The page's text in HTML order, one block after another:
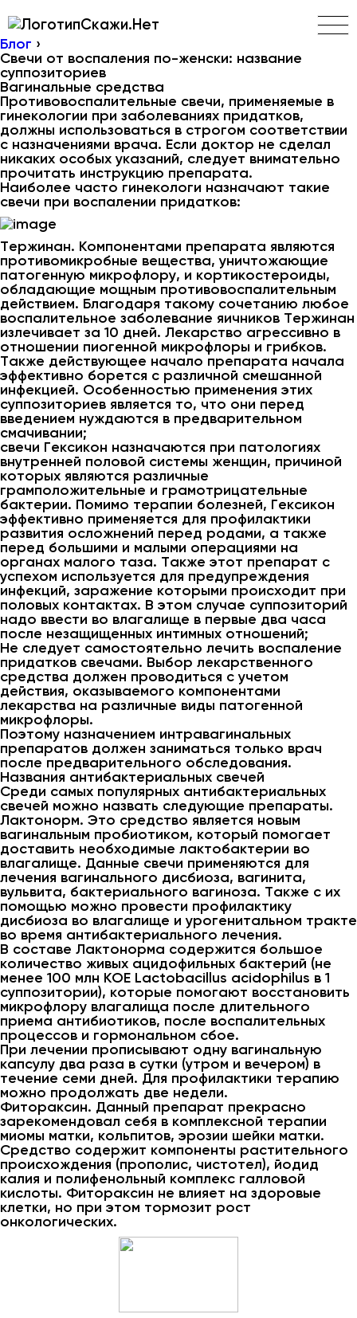
Скажи.Нет
Блог ›
Свечи от воспаления по-женски: название
суппозиториев
Вагинальные средства
Противовоспалительные свечи, применяемые в
гинекологии при заболеваниях придатков,
должны использоваться в строгом соответствии
с назначениями врача. Если доктор не сделал
никаких особых указаний, следует внимательно
прочитать инструкцию препарата.
Наиболее часто гинекологи назначают такие
свечи при воспалении придатков:
Тержинан. Компонентами препарата являются
противомикробные вещества, уничтожающие
патогенную микрофлору, и кортикостероиды,
обладающие мощным противовоспалительным
действием. Благодаря такому сочетанию любое
воспалительное заболевание яичников Тержинан
излечивает за 10 дней. Лекарство агрессивно в
отношении пиогенной микрофлоры и грибков.
Также действующее начало препарата начала
эффективно борется с различной смешанной
инфекцией. Особенностью применения этих
суппозиториев является то, что они перед
введением нуждаются в предварительном
смачивании;
свечи Гексикон назначаются при патологиях
внутренней половой системы женщин, причиной
которых являются различные
грамположительные и грамотрицательные
бактерии. Помимо терапии болезней, Гексикон
эффективно применяется для профилактики
развития осложнений перед родами, а также
перед большими и малыми операциями на
органах малого таза. Также этот препарат с
успехом используется для предупреждения
инфекций, заражение которыми происходит при
половых контактах. В этом случае суппозиторий
надо ввести во влагалище в первые два часа
после незащищенных интимных отношений;
Не следует самостоятельно лечить воспаление
придатков свечами. Выбор лекарственного
средства должен проводиться с учетом
действия, оказываемого компонентами
лекарства на различные виды патогенной
микрофлоры.
Поэтому назначением интравагинальных
препаратов должен заниматься только врач
после предварительного обследования.
Названия антибактериальных свечей
Среди самых популярных антибактериальных
свечей можно назвать следующие препараты.
Лактонорм. Это средство является новым
вагинальным пробиотиком, который помогает
доставить необходимые лактобактерии во
влагалище. Данные свечи применяются для
лечения вагинального дисбиоза, вагинита,
вульвита, бактериального вагиноза. Также с их
помощью можно провести профилактику
дисбиоза во влагалище и урогенитальном тракте
во время антибактериального лечения.
В составе Лактонорма содержится большое
количество живых ацидофильных бактерий (не
менее 100 млн КОЕ Lactobacillus acidophilus в 1
суппозитории), которые помогают восстановить
микрофлору влагалища после длительного
приема антибиотиков, после воспалительных
процессов и гормональном сбое.
При лечении прописывают одну вагинальную
капсулу два раза в сутки (утром и вечером) в
течение семи дней. Для профилактики терапию
можно продолжать две недели.
Фитораксин. Данный препарат прекрасно
зарекомендовал себя в комплексной терапии
миомы матки, кольпитов, эрозии шейки матки.
Средство содержит компоненты растительного
происхождения (прополис, чистотел), йодид
калия и полифенольный комплекс галловой
кислоты. Фитораксин не влияет на здоровые
клетки, но при этом тормозит рост
онкологических.